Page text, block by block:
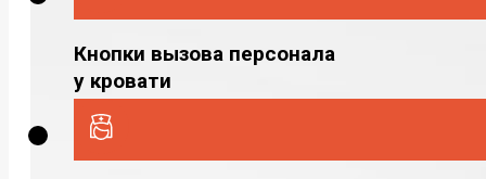
Кнопки вызова персонала
у кровати